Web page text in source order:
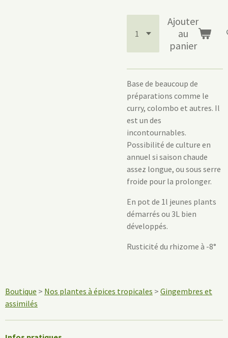
Ajouter
au
panier
Base de beaucoup de
préparations comme le
curry, colombo et autres. Il
est un des
incontournables.
Possibilité de culture en
annuel si saison chaude
assez longue, ou sous serre
froide pour la prolonger.
En pot de 1l jeunes plants
démarrés ou 3L bien
développés.
Rusticité du rhizome à -8°
Boutique > Nos plantes à épices tropicales > Gingembres et
assimilés